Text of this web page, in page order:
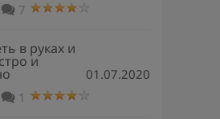
7
в руках и
и
01.07.2020
1